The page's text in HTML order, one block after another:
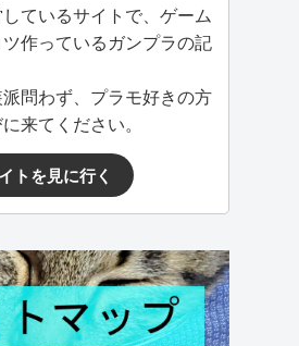
ているサイトで、ゲーム
作っているガンプラの記
問わず、プラモ好きの方
来てください。
トを見に行く